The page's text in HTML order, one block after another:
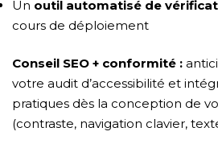
Un outil automatisé de
cours de déploiement
Conseil SEO + conformité :
votre audit d’accessibilité et
pratiques dès la conception de
(contraste, navigation clavier,